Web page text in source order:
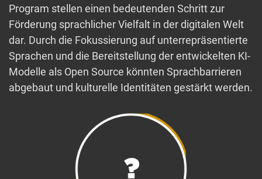
Program stellen einen bedeutenden Schritt zur
Förderung sprachlicher Vielfalt in der digitalen Welt
dar. Durch die Fokussierung auf unterrepräsentierte
Sprachen und die Bereitstellung der entwickelten KI-
Modelle als Open Source könnten Sprachbarrieren
abgebaut und kulturelle Identitäten gestärkt werden.